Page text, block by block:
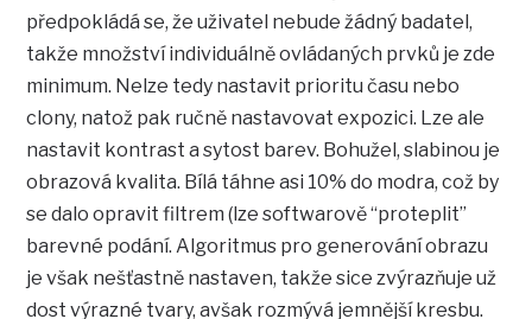
předpokládá se, že uživatel nebude žádný badatel,
takže množství individuálně ovládaných prvků je zde
minimum. Nelze tedy nastavit prioritu času nebo
clony, natož pak ručně nastavovat expozici. Lze ale
nastavit kontrast a sytost barev. Bohužel, slabinou je
obrazová kvalita. Bílá táhne asi 10% do modra, což by
se dalo opravit filtrem (lze softwarově “proteplit”
barevné podání. Algoritmus pro generování obrazu
je však nešťastně nastaven, takže sice zvýrazňuje už
dost výrazné tvary, avšak rozmývá jemnější kresbu.